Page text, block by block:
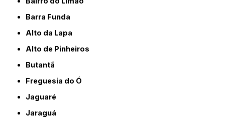
Barra Funda
Alto da Lapa
Alto de Pinheiros
Butantã
Freguesia do Ó
Jaguaré
Jaraguá